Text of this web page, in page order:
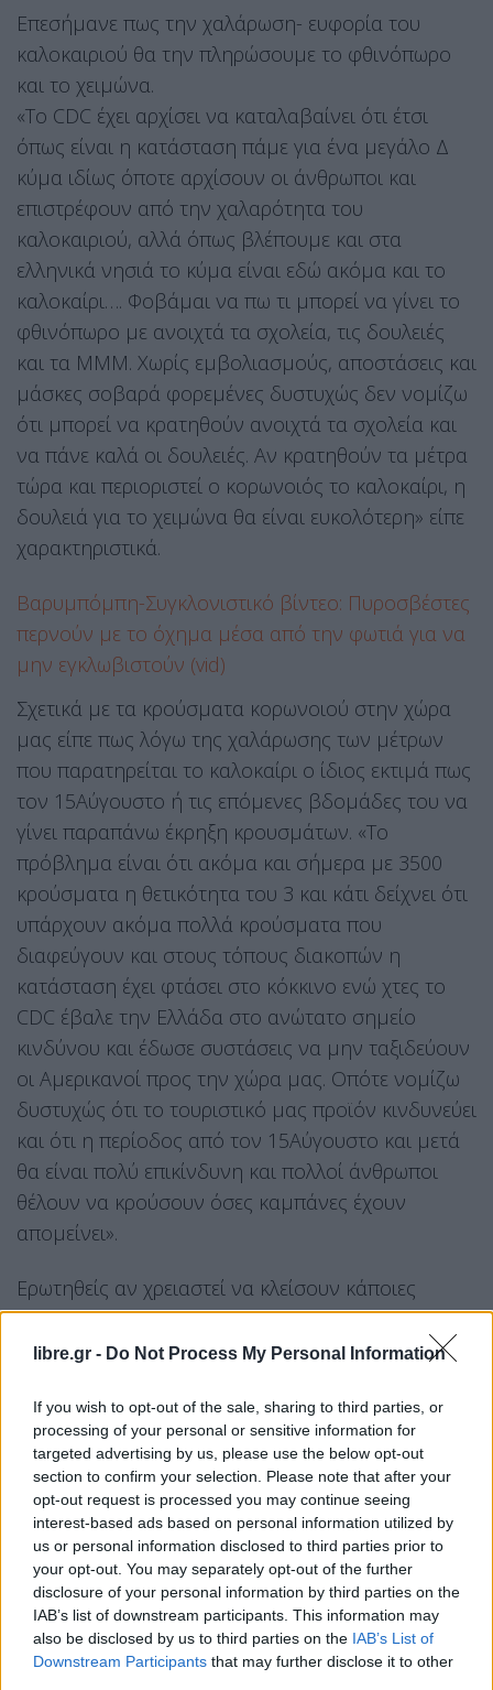
libre.gr - Do Not Process My Personal Information
If you wish to opt-out of the sale, sharing to third parties, or
processing of your personal or sensitive information for
targeted advertising by us, please use the below opt-out
section to confirm your selection. Please note that after your
opt-out request is processed you may continue seeing
interest-based ads based on personal information utilized by
us or personal information disclosed to third parties prior to
your opt-out. You may separately opt-out of the further
disclosure of your personal information by third parties on the
IAB’s list of downstream participants. This information may
also be disclosed by us to third parties on the IAB’s List of
Downstream Participants that may further disclose it to other
Επεσήμανε πως την χαλάρωση- ευφορία του
καλοκαιριού θα την πληρώσουμε το φθινόπωρο
και το χειμώνα.
«Το CDC έχει αρχίσει να καταλαβαίνει ότι έτσι
όπως είναι η κατάσταση πάμε για ένα μεγάλο Δ
κύμα ιδίως όποτε αρχίσουν οι άνθρωποι και
επιστρέφουν από την χαλαρότητα του
καλοκαιριού, αλλά όπως βλέπουμε και στα
ελληνικά νησιά το κύμα είναι εδώ ακόμα και το
καλοκαίρι…. Φοβάμαι να πω τι μπορεί να γίνει το
φθινόπωρο με ανοιχτά τα σχολεία, τις δουλειές
και τα ΜΜΜ. Χωρίς εμβολιασμούς, αποστάσεις και
μάσκες σοβαρά φορεμένες δυστυχώς δεν νομίζω
ότι μπορεί να κρατηθούν ανοιχτά τα σχολεία και
να πάνε καλά οι δουλειές. Αν κρατηθούν τα μέτρα
τώρα και περιοριστεί ο κορωνοιός το καλοκαίρι, η
δουλειά για το χειμώνα θα είναι ευκολότερη» είπε
χαρακτηριστικά.
Βαρυμπόμπη-Συγκλονιστικό βίντεο: Πυροσβέστες
περνούν με το όχημα μέσα από την φωτιά για να
μην εγκλωβιστούν (vid)
Σχετικά με τα κρούσματα κορωνοιού στην χώρα
μας είπε πως λόγω της χαλάρωσης των μέτρων
που παρατηρείται το καλοκαίρι ο ίδιος εκτιμά πως
τον 15Αύγουστο ή τις επόμενες βδομάδες του να
γίνει παραπάνω έκρηξη κρουσμάτων. «Το
πρόβλημα είναι ότι ακόμα και σήμερα με 3500
κρούσματα η θετικότητα του 3 και κάτι δείχνει ότι
υπάρχουν ακόμα πολλά κρούσματα που
διαφεύγουν και στους τόπους διακοπών η
κατάσταση έχει φτάσει στο κόκκινο ενώ χτες το
CDC έβαλε την Ελλάδα στο ανώτατο σημείο
κινδύνου και έδωσε συστάσεις να μην ταξιδεύουν
οι Αμερικανοί προς την χώρα μας. Οπότε νομίζω
δυστυχώς ότι το τουριστικό μας προϊόν κινδυνεύει
και ότι η περίοδος από τον 15Αύγουστο και μετά
θα είναι πολύ επικίνδυνη και πολλοί άνθρωποι
θέλουν να κρούσουν όσες καμπάνες έχουν
απομείνει».
Ερωτηθείς αν χρειαστεί να κλείσουν κάποιες
περιοχές ο ίδιος απάντησε πως έπρεπε να έχουν
γίνει περιορισμοί στην αρχή του κύματος καθώς
το να γίνει στην κορύφωση του κύματος. «Το κύμα
έχει κάνει οροπέδιο στα 3000 κρούσματα περίπου
για πολύ καιρό και έχουν αρχίσει οι
διασωληνώσεις και οι θάνατοι. Στις επόμενες
βδομάδες ιδίως μετά τον 15Αύγουστο η
κατάσταση μπορεί να γίνει εκρηκτική πάλι στα
νοσοκομεία γιατί θα μεταδοθεί η επιδήμια από
τους νέους στους γεροντότερους και αν επεκταθεί
στην υπόλοιπη κοινωνία – επειδή η μισή είναι